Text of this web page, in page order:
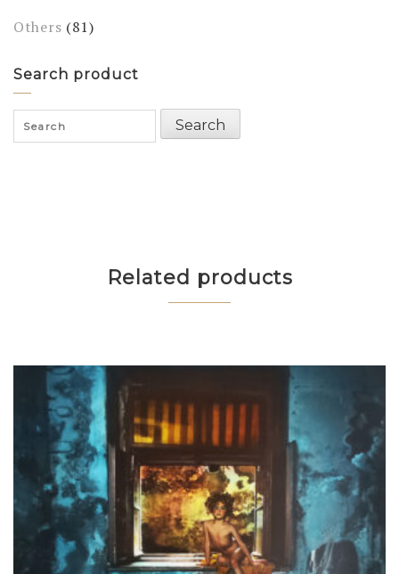
Others (81)
Search product
Search
for:
Search
Related products